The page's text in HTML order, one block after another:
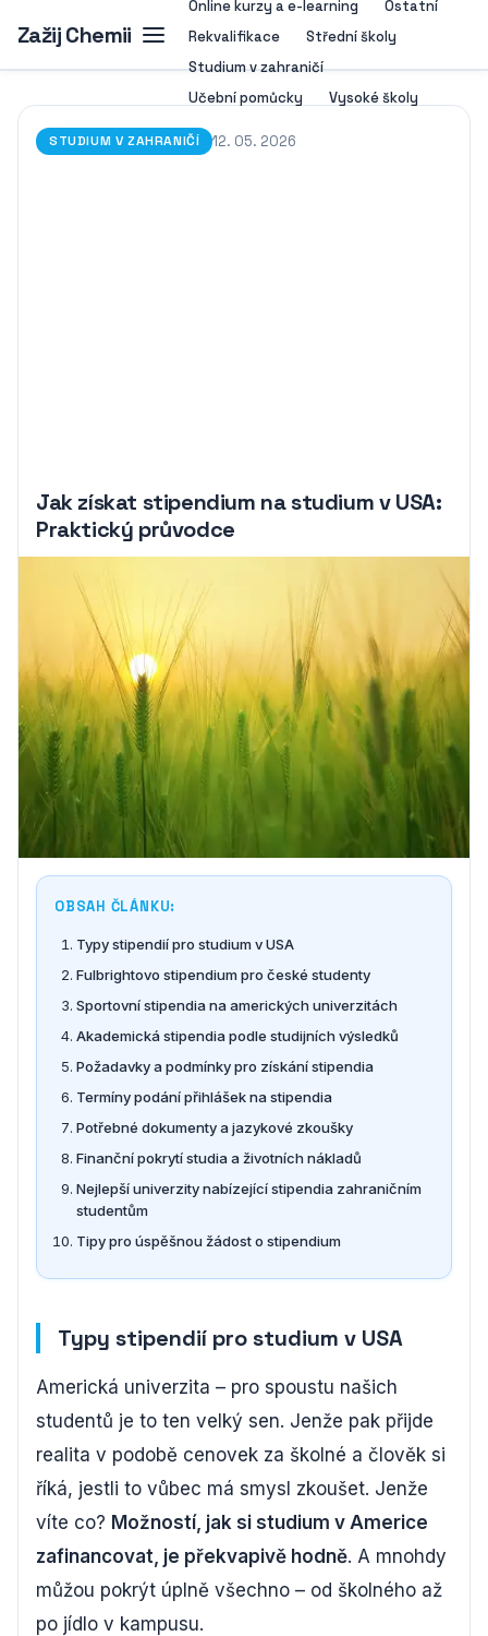
Zažij Chemii
Online kurzy a e-learning
Ostatní
Rekvalifikace
Střední školy
Studium v zahraničí
Učební pomůcky
Vysoké školy
STUDIUM V ZAHRANIČÍ 12. 05. 2026
Jak získat stipendium na studium v USA:
Praktický průvodce
OBSAH ČLÁNKU:
Typy stipendií pro studium v USA
Fulbrightovo stipendium pro české studenty
Sportovní stipendia na amerických univerzitách
Akademická stipendia podle studijních výsledků
Požadavky a podmínky pro získání stipendia
Termíny podání přihlášek na stipendia
Potřebné dokumenty a jazykové zkoušky
Finanční pokrytí studia a životních nákladů
Nejlepší univerzity nabízející stipendia zahraničním
studentům
Tipy pro úspěšnou žádost o stipendium
Typy stipendií pro studium v USA
Americká univerzita – pro spoustu našich
studentů je to ten velký sen. Jenže pak přijde
realita v podobě cenovek za školné a člověk si
říká, jestli to vůbec má smysl zkoušet. Jenže
víte co? Možností, jak si studium v Americe
zafinancovat, je překvapivě hodně. A mnohdy
můžou pokrýt úplně všechno – od školného až
po jídlo v kampusu.